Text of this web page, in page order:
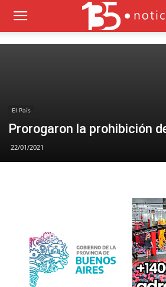
El País
Prorogaron la prohibición
22/01/2021